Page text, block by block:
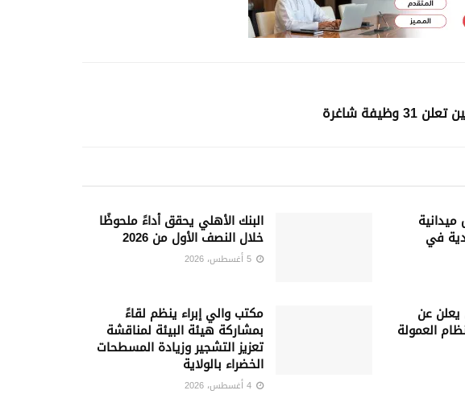
وظيفة شاغرة
في
البنك الأهلي يحقق أداءً ملحوظًا
خلال النصف الأول من 2026
عن
العمولة
مكتب والي إبراء ينظم لقاءً
بمشاركة هيئة البيئة لمناقشة
تعزيز التشجير وزيادة المسطحات
الخضراء بالولاية